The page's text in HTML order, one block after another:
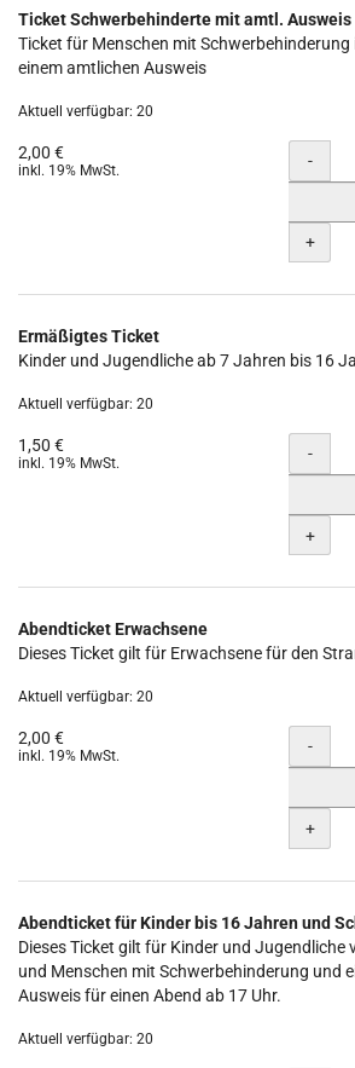
Ticket Schwerbehinderte mit amtl. Ausweis
Ticket für Menschen mit
einem amtlichen Ausweis
Aktuell verfügbar: 20
2,00 €
inkl. 19% MwSt. Menge
-
+
Ermäßigtes Ticket
Kinder und Jugendliche ab 7 Jahren bis 16
Aktuell verfügbar: 20
1,50 €
inkl. 19% MwSt. Menge
-
+
Abendticket Erwachsene
Dieses Ticket gilt für Erwachsene für den
Aktuell verfügbar: 20
2,00 €
inkl. 19% MwSt. Menge
-
+
Abendticket für Kinder bis 16 Jahren und
Dieses Ticket gilt für Kinder und Jugendliche
und Menschen mit Schwerbehinderung und
Ausweis für einen Abend ab 17 Uhr.
Aktuell verfügbar: 20